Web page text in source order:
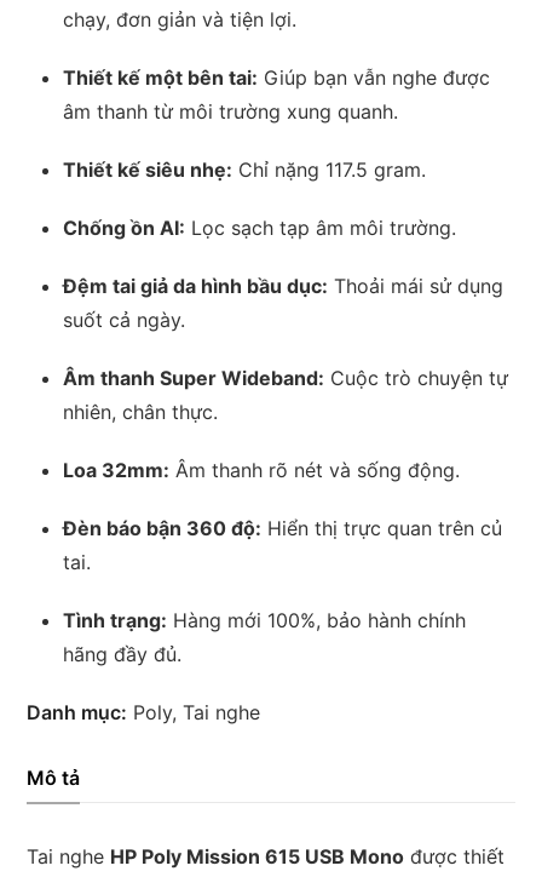
chạy, đơn giản và tiện lợi.
Thiết kế một bên tai: Giúp bạn vẫn nghe được
âm thanh từ môi trường xung quanh.
Thiết kế siêu nhẹ: Chỉ nặng 117.5 gram.
Chống ồn AI: Lọc sạch tạp âm môi trường.
Đệm tai giả da hình bầu dục: Thoải mái sử dụng
suốt cả ngày.
Âm thanh Super Wideband: Cuộc trò chuyện tự
nhiên, chân thực.
Loa 32mm: Âm thanh rõ nét và sống động.
Đèn báo bận 360 độ: Hiển thị trực quan trên củ
tai.
Tình trạng: Hàng mới 100%, bảo hành chính
hãng đầy đủ.
Danh mục: Poly,Tai nghe
Mô tả
Tai nghe HP Poly Mission 615 USB Mono được thiết